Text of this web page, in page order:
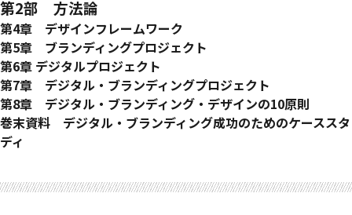
「どのように」から「なぜ」
所有からペイ・パー・ユースへ
所有から所属へ
これからのビジネストレンド
新たな意識の芽生え
製品からエコシステムへ
エコシステムからユーザー体験へ
新たなマインドセット
成長に深く関わる企業文化
新たな合言葉
プロジェクトマネジメントとは
現代のプロジェクトマネジメント
トヨタ生産方式から新たな手法へ
ウォーターフォール vs アジャイル
スタートアップという新たな工場
ブランドからMVPへ
ブランドマネジメントの難しさ
デジタル製品の構築
デザインスタジオの復活
第2部 方法論
第4章 デザインフレームワーク
トピック1―ブランディング
トピック2―戦略的デザイン
トピック3―デザイン思考
トピック4―サービスデザイン
トピック5―ユーザー体験（UX）／ユーザーインターフェース
（UI）
第5章 ブランディングプロジェクト
フェーズ01 リサーチおよびインサイト
フェーズ02 戦略
フェーズ03 ブランドアーキテクチャー
フェーズ04 言語的アイデンティティ
フェーズ05 視覚的アイデンティティ
第6章 デジタルプロジェクト
「プロジェクトの目的」の観点で見た発散と収束
フェーズ01 探索［発散］
フェーズ02 定義［収束］
フェーズ03 展開［発散］
本章のまとめ
第7章 デジタル・ブランディングプロジェクト
テクノロジー（インターネット）とデザイン（ユーザー体験）
の融合
新たなハイブリッドの開発法
本章のまとめ
第8章 デジタル・ブランディング・デザインの10原則
なぜ、いつ、どのように、どこで、何をデザインするか
よいデザインの10原則
巻末資料 デジタル・ブランディング成功のためのケーススタ
ディ
ケーススタディ2 VISA
ケーススタディ3 Playtomic（プレイトミック）